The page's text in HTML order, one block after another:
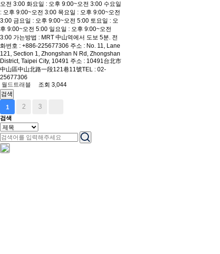
오전 3:00 화요일 : 오후 9:00~오전 3:00 수요일
: 오후 9:00~오전 3:00 목요일 : 오후 9:00~오전
3:00 금요일 : 오후 9:00~오전 5:00 토요일 : 오
후 9:00~오전 5:00 일요일 : 오후 9:00~오전
3:00 가는방법 : MRT 中山역에서 도보 5분. 전
화번호 : +886-225677306 주소 : No. 11, Lane
121, Section 1, Zhongshan N Rd, Zhongshan
District, Taipei City, 10491 주소 : 10491台北市
中山區中山北路一段121巷11號TEL : 02-
25677306
월드트래블
조회 3,044
검색
1
2 3
검색